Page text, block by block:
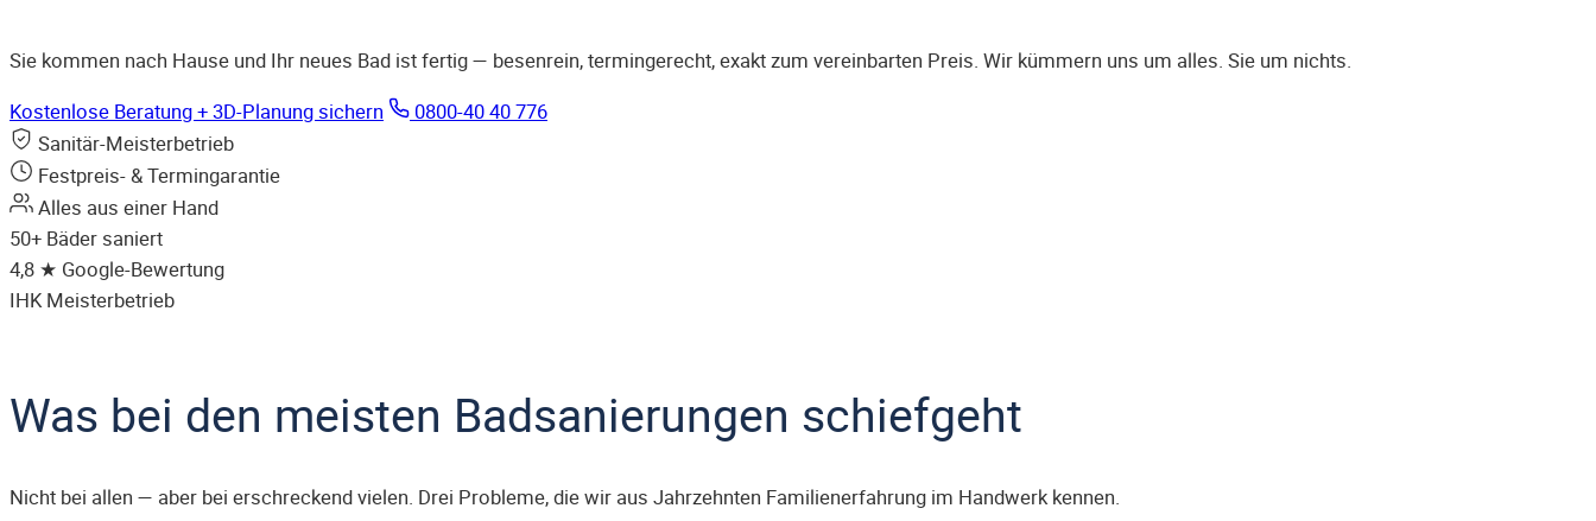
Sie kommen nach Hause und Ihr neues Bad ist fertig — besenrein, termingerecht, exakt zum vereinbarten Preis. Wir kümmern uns um alles. Sie um nichts.
Kostenlose Beratung + 3D-Planung sichern
0800-40 40 776
Sanitär-Meisterbetrieb
Festpreis- & Termingarantie
Alles aus einer Hand
50+ Bäder saniert
4,8 ★ Google-Bewertung
IHK Meisterbetrieb
Was bei den meisten Badsanierungen schiefgeht
Nicht bei allen — aber bei erschreckend vielen. Drei Probleme, die wir aus Jahrzehnten Familienerfahrung im Handwerk kennen.